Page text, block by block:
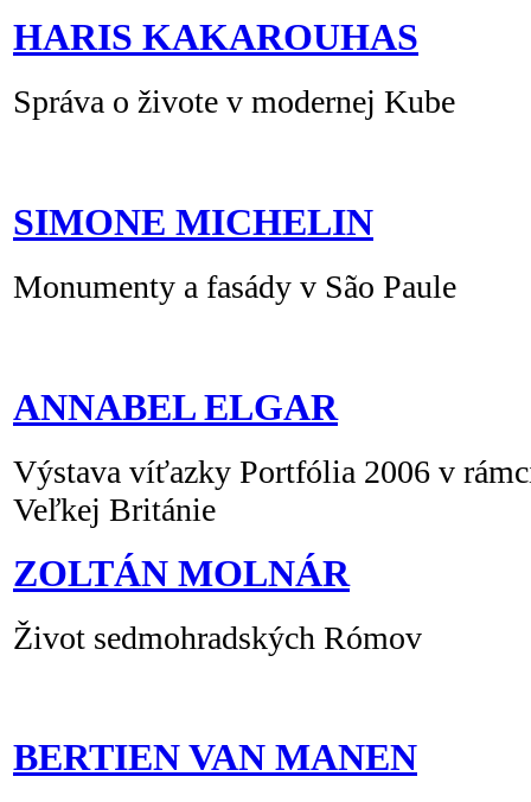
HARIS KAKAROUHAS
Správa o živote v modernej Kube
SIMONE MICHELIN
Monumenty a fasády v São Paule
ANNABEL ELGAR
Výstava víťazky Portfólia 2006 v
Veľkej Británie
ZOLTÁN MOLNÁR
Život sedmohradských Rómov
BERTIEN VAN MANEN